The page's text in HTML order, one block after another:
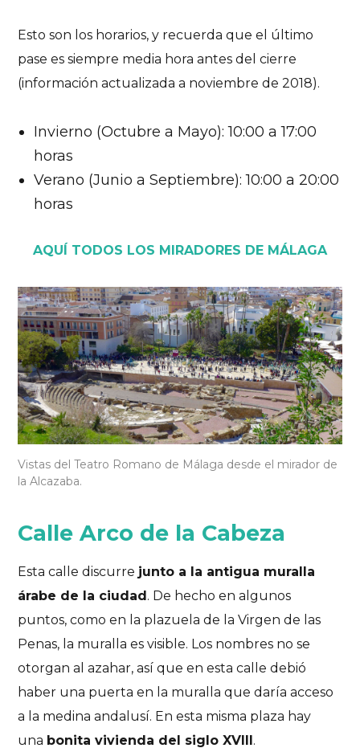
Esto son los horarios, y recuerda que el último
pase es siempre media hora antes del cierre
(información actualizada a noviembre de 2018).
Invierno (Octubre a Mayo): 10:00 a 17:00
horas
Verano (Junio a Septiembre): 10:00 a 20:00
horas
AQUÍ TODOS LOS MIRADORES DE MÁLAGA
Vistas del Teatro Romano de Málaga desde el mirador de
la Alcazaba.
Calle Arco de la Cabeza
Esta calle discurre junto a la antigua muralla
árabe de la ciudad. De hecho en algunos
puntos, como en la plazuela de la Virgen de las
Penas, la muralla es visible. Los nombres no se
otorgan al azahar, así que en esta calle debió
haber una puerta en la muralla que daría acceso
a la medina andalusí. En esta misma plaza hay
una bonita vivienda del siglo XVIII.